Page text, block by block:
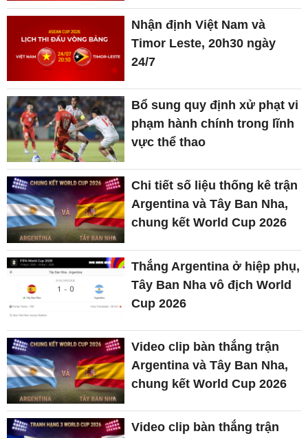
Nhận định Việt Nam và
Timor Leste, 20h30 ngày
24/7
Bổ sung quy định xử phạt vi
phạm hành chính trong lĩnh
vực thể thao
Chi tiết số liệu thống kê trận
Argentina và Tây Ban Nha,
chung kết World Cup 2026
Thắng Argentina ở hiệp phụ,
Tây Ban Nha vô địch World
Cup 2026
Video clip bàn thắng trận
Argentina và Tây Ban Nha,
chung kết World Cup 2026
Video clip bàn thắng trận